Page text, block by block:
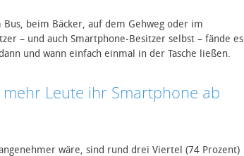
beim Bäcker, auf dem Gehweg oder im
– und auch Smartphone-Besitzer selbst – fände es
und wann einfach einmal in der Tasche ließen.
Leute ihr Smartphone ab
wäre, sind rund drei Viertel (74 Prozent)